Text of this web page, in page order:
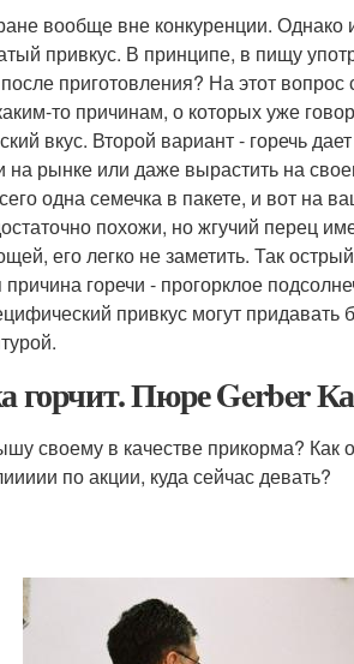
вообще вне конкуренции. Однако
привкус. В принципе, в пищу
приготовления? На этот
то причинам, о которых уже
вкус. Второй вариант - горечь
на рынке или даже вырастить на
одна семечка в пакете, и вот на
похожи, но жгучий перец
его легко не заметить. Так
причина горечи - прогорклое
привкус могут придавать
горчит. Пюре Gerber
своему в качестве прикорма?
по акции, куда сейчас девать?